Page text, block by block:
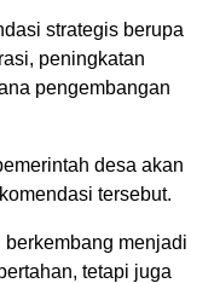
strategis berupa
peningkatan
pengembangan
desa akan
tersebut.
berkembang menjadi
tetapi juga